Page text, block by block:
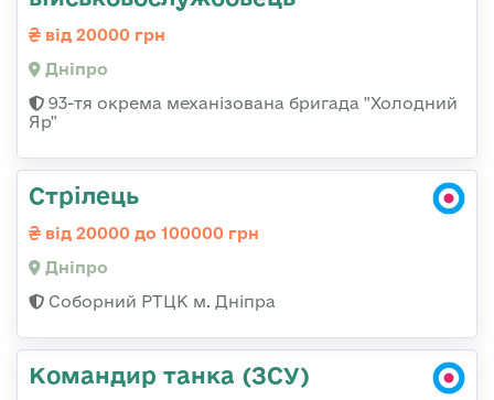
від 20000 грн
Дніпро
93-тя окрема механізована бригада "Холодний
Яр"
Стрілець
від 20000 до 100000 грн
Дніпро
Соборний РТЦК м. Дніпра
Командир танка (ЗСУ)